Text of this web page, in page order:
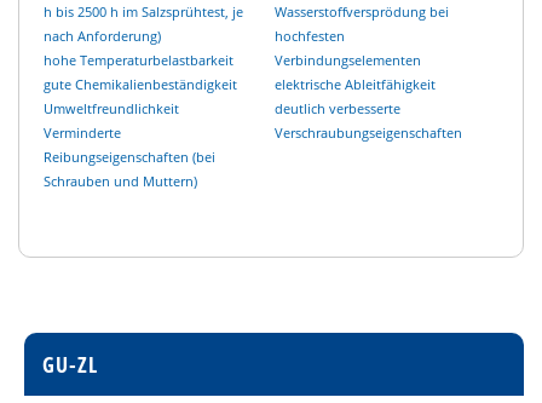
h bis 2500 h im Salzsprühtest, je
nach Anforderung)
hohe Temperaturbelastbarkeit
gute Chemikalienbeständigkeit
Umweltfreundlichkeit
Verminderte
Reibungseigenschaften (bei
Schrauben und Muttern)
Wasserstoffversprödung bei
hochfesten
Verbindungselementen
elektrische Ableitfähigkeit
deutlich verbesserte
Verschraubungseigenschaften
GU-ZL